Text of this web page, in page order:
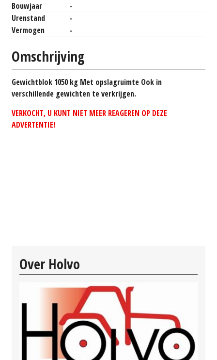
Bouwjaar
-
Urenstand
-
Vermogen
-
Omschrijving
Gewichtblok 1050 kg Met opslagruimte Ook in
verschillende gewichten te verkrijgen.
VERKOCHT, U KUNT NIET MEER REAGEREN OP DEZE
ADVERTENTIE!
Over Holvo